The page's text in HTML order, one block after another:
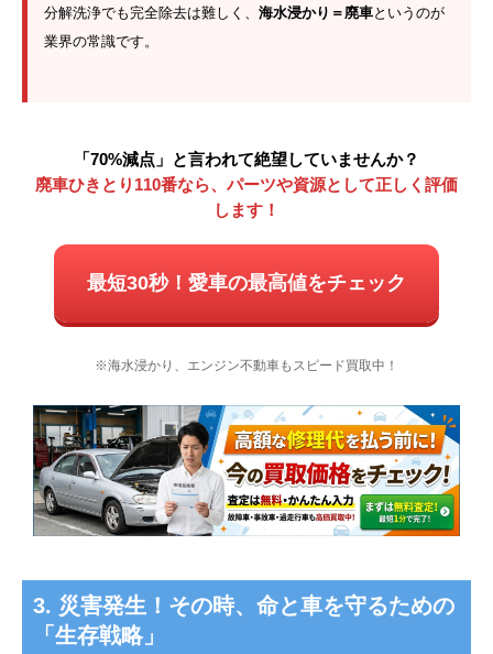
分解洗浄でも完全除去は難しく、 海水浸かり＝廃車というのが
業界の常識です。
「70%減点」と言われて絶望していませんか？
廃車ひきとり110番なら、パーツや資源として正しく評価
します！
最短30秒！愛車の最高値をチェック
※海水浸かり、エンジン不動車もスピード買取中！
3. 災害発生！その時、命と車を守るための
「生存戦略」